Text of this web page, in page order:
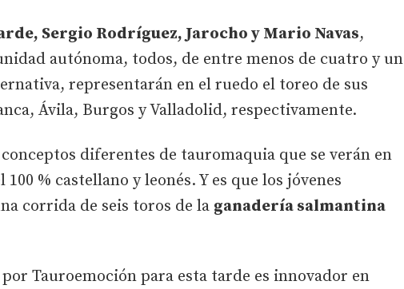
Sergio Rodríguez, Jarocho y Mario Navas,
autónoma, todos, de entre menos de cuatro y un
representarán en el ruedo el toreo de sus
Ávila, Burgos y Valladolid, respectivamente.
diferentes de tauromaquia que se verán en
% castellano y leonés. Y es que los jóvenes
corrida de seis toros de la ganadería salmantina
Tauroemoción para esta tarde es innovador en